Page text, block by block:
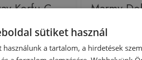
Korfu C
magasított
(előlapos,
Marmy
90x90
sütiket használ
használunk a tartalom, a hirdetések